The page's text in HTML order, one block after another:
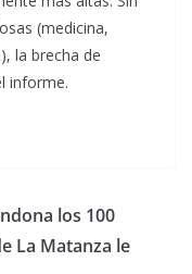
(medicina,
la brecha de
informe.
los 100
La Matanza le